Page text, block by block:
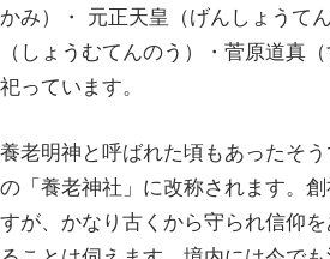
かみ）・ 元正天皇（げんしょうて
（しょうむてんのう）・菅原道真
祀っています。
養老明神と呼ばれた頃もあったそ
の「養老神社」に改称されます。
すが、かなり古くから守られ信仰